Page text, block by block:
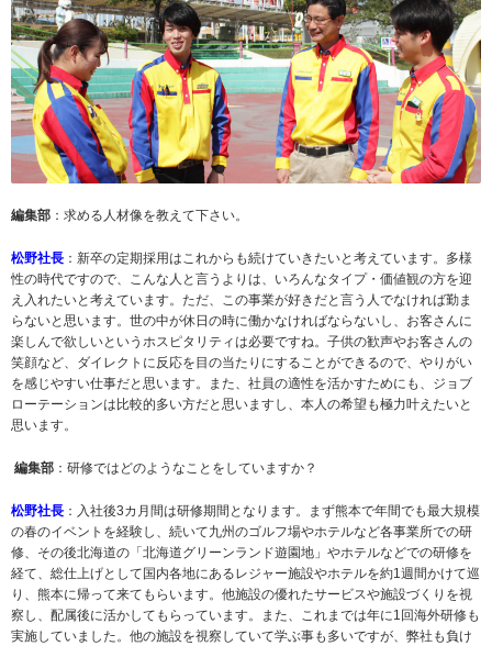
編集部 ：求める人材像を教えて下さい。
松野社長 ：新卒の定期採用はこれからも続けていきたいと考えています。多様
性の時代ですので、こんな人と言うよりは、いろんなタイプ・価値観の方を迎
え入れたいと考えています。ただ、この事業が好きだと言う人でなければ勤ま
らないと思います。世の中が休日の時に働かなければならないし、お客さんに
楽しんで欲しいというホスピタリティは必要ですね。子供の歓声やお客さんの
笑顔など、ダイレクトに反応を目の当たりにすることができるので、やりがい
を感じやすい仕事だと思います。また、社員の適性を活かすためにも、ジョブ
ローテーションは比較的多い方だと思いますし、本人の希望も極力叶えたいと
思います。
編集部 ：研修ではどのようなことをしていますか？
松野社長 ：入社後3カ月間は研修期間となります。まず熊本で年間でも最大規模
の春のイベントを経験し、続いて九州のゴルフ場やホテルなど各事業所での研
修、その後北海道の「北海道グリーンランド遊園地」やホテルなどでの研修を
経て、総仕上げとして国内各地にあるレジャー施設やホテルを約1週間かけて巡
り、熊本に帰って来てもらいます。他施設の優れたサービスや施設づくりを視
察し、配属後に活かしてもらっています。また、これまでは年に1回海外研修も
実施していました。他の施設を視察していて学ぶ事も多いですが、弊社も負け